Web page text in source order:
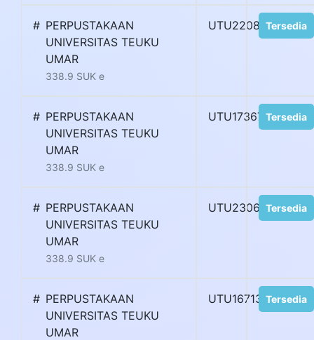
# PERPUSTAKAAN
UNIVERSITAS TEUKU
UMAR
338.9 SUK e
UTU22085KTersedia
# PERPUSTAKAAN
UNIVERSITAS TEUKU
UMAR
338.9 SUK e
UTU17367RTersedia
# PERPUSTAKAAN
UNIVERSITAS TEUKU
UMAR
338.9 SUK e
UTU23063HTersedia
# PERPUSTAKAAN
UNIVERSITAS TEUKU
UMAR
UTU16713LTersedia